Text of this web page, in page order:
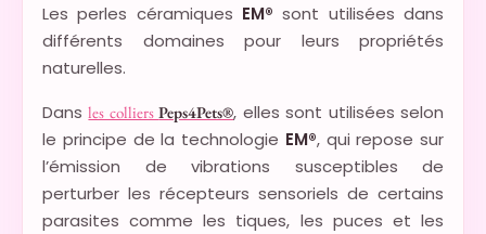
Les perles céramiques EM® sont utilisées dans
différents domaines pour leurs propriétés
naturelles.
Dansles colliersPeps4Pets®, elles sont utilisées selon
le principe de la technologie EM®, qui repose sur
l’émission de vibrations susceptibles de
perturber les récepteurs sensoriels de certains
parasites comme les tiques, les puces et les